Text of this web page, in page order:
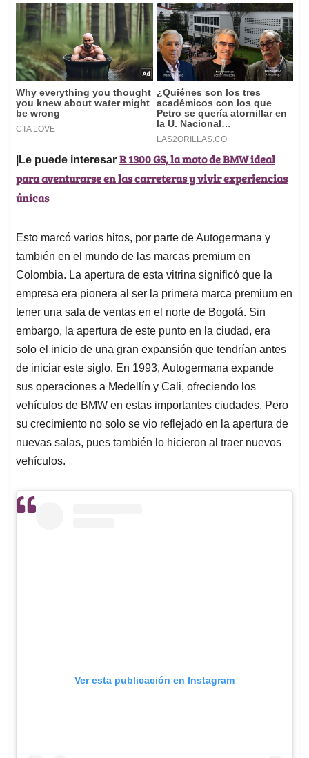
|Le puede interesar R 1300 GS, la moto de BMW ideal
para aventurarse en las carreteras y vivir experiencias
únicas
Esto marcó varios hitos, por parte de Autogermana y
también en el mundo de las marcas premium en
Colombia. La apertura de esta vitrina significó que la
empresa era pionera al ser la primera marca premium en
tener una sala de ventas en el norte de Bogotá. Sin
embargo, la apertura de este punto en la ciudad, era
solo el inicio de una gran expansión que tendrían antes
de iniciar este siglo. En 1993, Autogermana expande
sus operaciones a Medellín y Cali, ofreciendo los
vehículos de BMW en estas importantes ciudades. Pero
su crecimiento no solo se vio reflejado en la apertura de
nuevas salas, pues también lo hicieron al traer nuevos
vehículos.
Ver esta publicación en Instagram